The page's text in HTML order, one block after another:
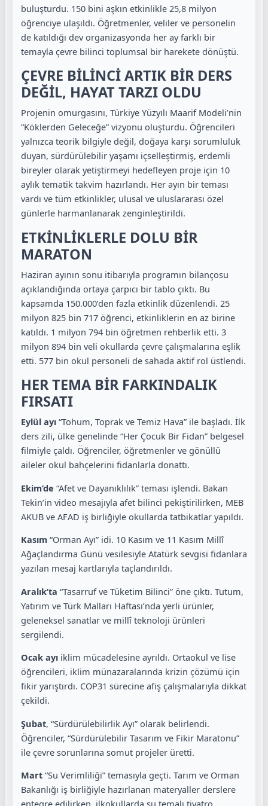
buluşturdu. 150 bini aşkın etkinlikle 25,8 milyon
öğrenciye ulaşıldı. Öğretmenler, veliler ve personelin
de katıldığı dev organizasyonda her ay farklı bir
temayla çevre bilinci toplumsal bir harekete dönüştü.
ÇEVRE BİLİNCİ ARTIK BİR DERS
DEĞİL, HAYAT TARZI OLDU
Projenin omurgasını, Türkiye Yüzyılı Maarif Modeli’nin
“Köklerden Geleceğe” vizyonu oluşturdu. Öğrencileri
yalnızca teorik bilgiyle değil, doğaya karşı sorumluluk
duyan, sürdürülebilir yaşamı içselleştirmiş, erdemli
bireyler olarak yetiştirmeyi hedefleyen proje için 10
aylık tematik takvim hazırlandı. Her ayın bir teması
vardı ve tüm etkinlikler, ulusal ve uluslararası özel
günlerle harmanlanarak zenginleştirildi.
ETKİNLİKLERLE DOLU BİR
MARATON
Haziran ayının sonu itibarıyla programın bilançosu
açıklandığında ortaya çarpıcı bir tablo çıktı. Bu
kapsamda 150.000’den fazla etkinlik düzenlendi. 25
milyon 825 bin 717 öğrenci, etkinliklerin en az birine
katıldı. 1 milyon 794 bin öğretmen rehberlik etti. 3
milyon 894 bin veli okullarda çevre çalışmalarına eşlik
etti. 577 bin okul personeli de sahada aktif rol üstlendi.
HER TEMA BİR FARKINDALIK
FIRSATI
Eylül ayı “Tohum, Toprak ve Temiz Hava” ile başladı. İlk
ders zili, ülke genelinde “Her Çocuk Bir Fidan” belgesel
filmiyle çaldı. Öğrenciler, öğretmenler ve gönüllü
aileler okul bahçelerini fidanlarla donattı.
Ekim’de “Afet ve Dayanıklılık” teması işlendi. Bakan
Tekin’in video mesajıyla afet bilinci pekiştirilirken, MEB
AKUB ve AFAD iş birliğiyle okullarda tatbikatlar yapıldı.
Kasım “Orman Ayı” idi. 10 Kasım ve 11 Kasım Millî
Ağaçlandırma Günü vesilesiyle Atatürk sevgisi fidanlara
yazılan mesaj kartlarıyla taçlandırıldı.
Aralık’ta “Tasarruf ve Tüketim Bilinci” öne çıktı. Tutum,
Yatırım ve Türk Malları Haftası’nda yerli ürünler,
geleneksel sanatlar ve millî teknoloji ürünleri
sergilendi.
Ocak ayı iklim mücadelesine ayrıldı. Ortaokul ve lise
öğrencileri, iklim münazaralarında krizin çözümü için
fikir yarıştırdı. COP31 sürecine afiş çalışmalarıyla dikkat
çekildi.
Şubat, “Sürdürülebilirlik Ayı” olarak belirlendi.
Öğrenciler, “Sürdürülebilir Tasarım ve Fikir Maratonu”
ile çevre sorunlarına somut projeler üretti.
Mart “Su Verimliliği” temasıyla geçti. Tarım ve Orman
Bakanlığı iş birliğiyle hazırlanan materyaller derslere
entegre edilirken, ilkokullarda su temalı tiyatro